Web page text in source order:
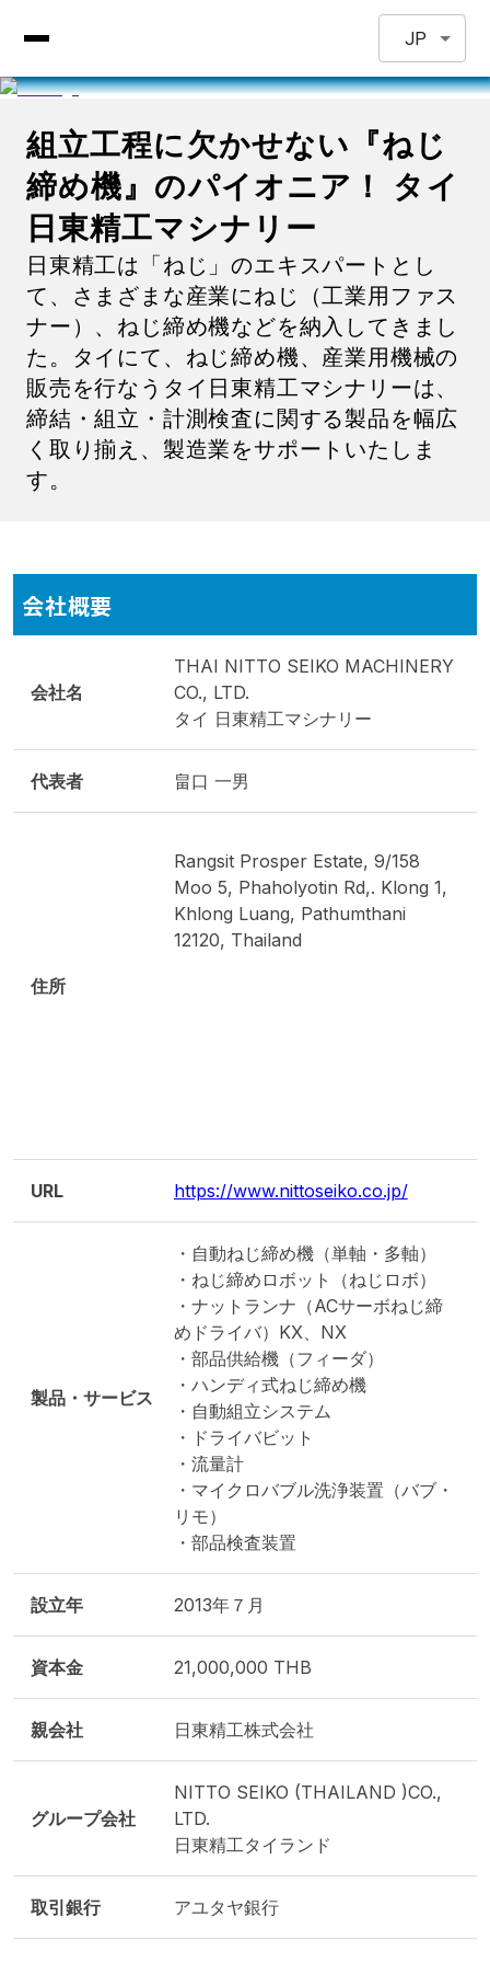
JP
組立工程に欠かせない『ねじ
締め機』のパイオニア！ タイ
日東精工マシナリー
日東精工は「ねじ」のエキスパートとし
て、さまざまな産業にねじ（工業用ファス
ナー）、ねじ締め機などを納入してきまし
た。タイにて、ねじ締め機、産業用機械の
販売を行なうタイ日東精工マシナリーは、
締結・組立・計測検査に関する製品を幅広
く取り揃え、製造業をサポートいたしま
す。
会社概要
会社名
THAI NITTO SEIKO MACHINERY
CO., LTD.
タイ 日東精工マシナリー
代表者 畠口 一男
住所
Rangsit Prosper Estate, 9/158
Moo 5, Phaholyotin Rd,. Klong 1,
Khlong Luang, Pathumthani
12120, Thailand
URL https://www.nittoseiko.co.jp/
製品・サービス
・自動ねじ締め機（単軸・多軸）
・ねじ締めロボット（ねじロボ）
・ナットランナ（ACサーボねじ締
めドライバ）KX、NX
・部品供給機（フィーダ）
・ハンディ式ねじ締め機
・自動組立システム
・ドライバビット
・流量計
・マイクロバブル洗浄装置（バブ・
リモ）
・部品検査装置
設立年 2013年７月
資本金 21,000,000 THB
親会社 日東精工株式会社
グループ会社
NITTO SEIKO (THAILAND )CO.,
LTD.
日東精工タイランド
取引銀行 アユタヤ銀行